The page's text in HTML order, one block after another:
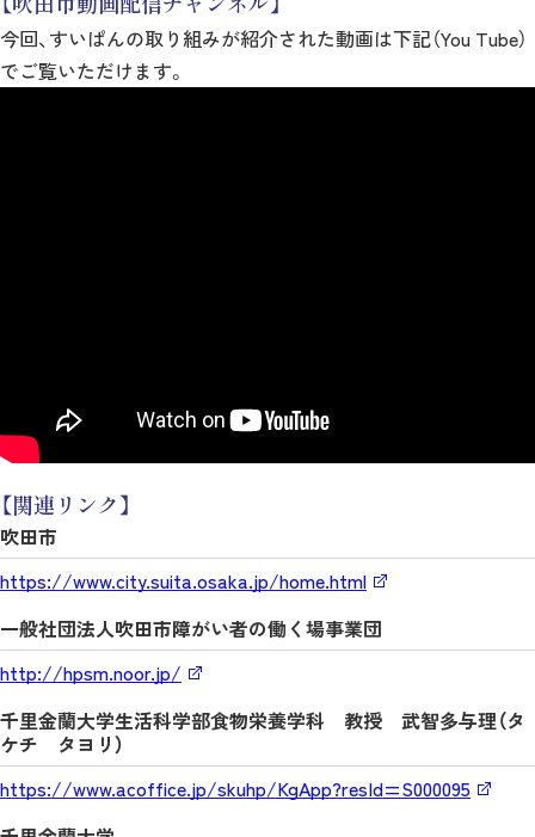
今回、すいぱんの取り組みが紹介された動画は下記（You Tube）
でご覧いただけます。
【関連リンク】
吹田市
https://www.city.suita.osaka.jp/home.html
一般社団法人吹田市障がい者の働く場事業団
http://hpsm.noor.jp/
千里金蘭大学生活科学部食物栄養学科 教授 武智多与理（タ
ケチ タヨリ）
https://www.acoffice.jp/skuhp/KgApp?resId=S000095